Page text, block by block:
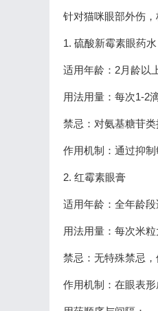
针对猫咪眼部外伤
1. 硫酸新霉素眼药水
适用年龄：2月龄以
用法用量：每次1-2
禁忌：对氨基糖苷
作用机制：通过抑
2. 红霉素眼膏
适用年龄：全年龄段
用法用量：每次米
禁忌：无特殊禁忌
作用机制：在眼表